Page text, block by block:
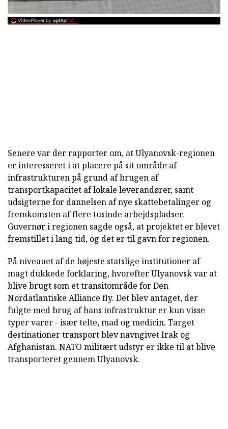
Senere var der rapporter om, at Ulyanovsk-regionen
er interesseret i at placere på sit område af
infrastrukturen på grund af brugen af
transportkapacitet af lokale leverandører, samt
udsigterne for dannelsen af nye skattebetalinger og
fremkomsten af flere tusinde arbejdspladser.
Guvernør i regionen sagde også, at projektet er blevet
fremstillet i lang tid, og det er til gavn for regionen.
På niveauet af de højeste statslige institutioner af
magt dukkede forklaring, hvorefter Ulyanovsk var at
blive brugt som et transitområde for Den
Nordatlantiske Alliance fly. Det blev antaget, der
fulgte med brug af hans infrastruktur er kun visse
typer varer - især telte, mad og medicin. Target
destinationer transport blev navngivet Irak og
Afghanistan. NATO militært udstyr er ikke til at blive
transporteret gennem Ulyanovsk.